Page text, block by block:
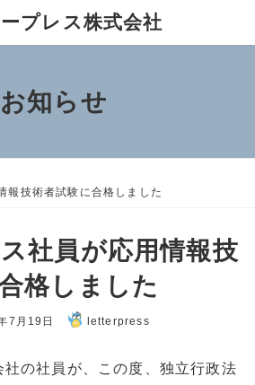
お知らせ
報技術者試験に合格しました
社員が応用情報技
格しました
7月19日 letterpress
社の社員が、この度、独立行政法